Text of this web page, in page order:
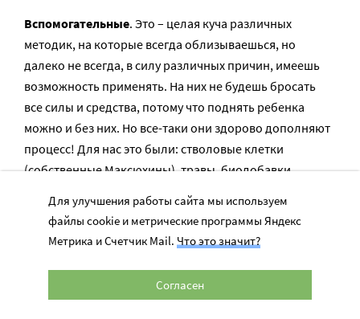
Вспомогательные. Это – целая куча различных
методик, на которые всегда облизываешься, но
далеко не всегда, в силу различных причин, имеешь
возможность применять. На них не будешь бросать
все силы и средства, потому что поднять ребенка
можно и без них. Но все-таки они здорово дополняют
процесс! Для нас это были: стволовые клетки
(собственные Максюхины), травы, биодобавки
гирудотерапия (оказалась настолько эффективной
штукой в сочетании с некоторыми вещами, что борюсь
с соблазном переставить ее в основные методики),
плавание, физиотерапия, иппотерапия,
Для улучшения работы сайта мы используем
файлы cookie и метрические программы Яндекс
Метрика и Счетчик Mail. Что это значит?
Согласен